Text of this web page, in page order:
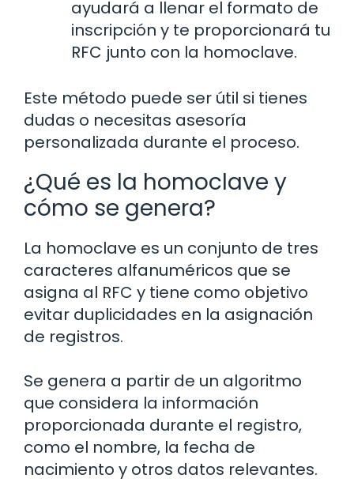
ayudará a llenar el formato de
inscripción y te proporcionará tu
RFC junto con la homoclave.
Este método puede ser útil si tienes
dudas o necesitas asesoría
personalizada durante el proceso.
¿Qué es la homoclave y
cómo se genera?
La homoclave es un conjunto de tres
caracteres alfanuméricos que se
asigna al RFC y tiene como objetivo
evitar duplicidades en la asignación
de registros.
Se genera a partir de un algoritmo
que considera la información
proporcionada durante el registro,
como el nombre, la fecha de
nacimiento y otros datos relevantes.